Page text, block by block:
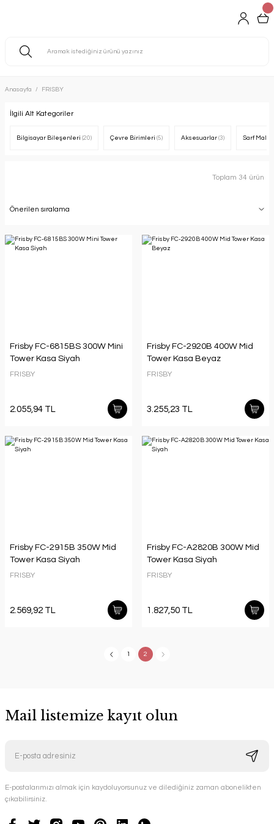
Anasayfa FRISBY
İlgili Alt Kategoriler
Bilgisayar Bileşenleri (20) Çevre Birimleri (5) Aksesuarlar (3) Sarf
Toplam 34 ürün
Frisby FC-6815BS 300W Mini
Tower Kasa Siyah
FRISBY
2.055,94 TL
Frisby FC-2920B 400W Mid
Tower Kasa Beyaz
FRISBY
3.255,23 TL
Frisby FC-2915B 350W Mid
Tower Kasa Siyah
FRISBY
2.569,92 TL
Frisby FC-A2820B 300W Mid
Tower Kasa Siyah
FRISBY
1.827,50 TL
1 2
Mail listemize kayıt olun
E-postalarımızı almak için kaydoluyorsunuz ve dilediğiniz zaman abonelikten
çıkabilirsiniz.